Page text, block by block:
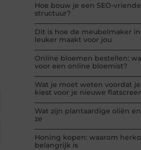
Hoe bouw je een SEO-
structuur?
Dit is hoe de meubelmaker
leuker maakt voor jou
Online bloemen bestellen:
voor een online bloemist?
Wat je moet weten voordat
kiest voor je nieuwe
Wat zijn plantaardige oliën
ze
Honing kopen: waarom
belangrijk is